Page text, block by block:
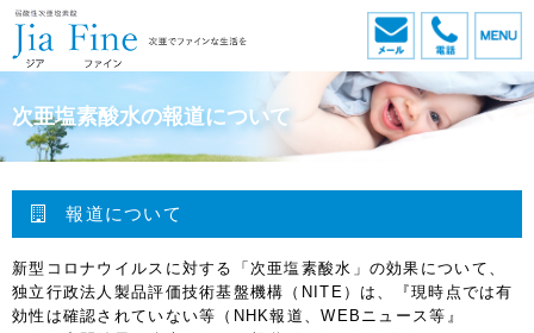
電話
メール
次亜塩素酸水の報道について
報道について
新型コロナウイルスに対する「次亜塩素酸水」の効果について、
独立行政法人製品評価技術基盤機構（NITE）は、『現時点では有
効性は確認されていない等（NHK報道、WEBニュース等』